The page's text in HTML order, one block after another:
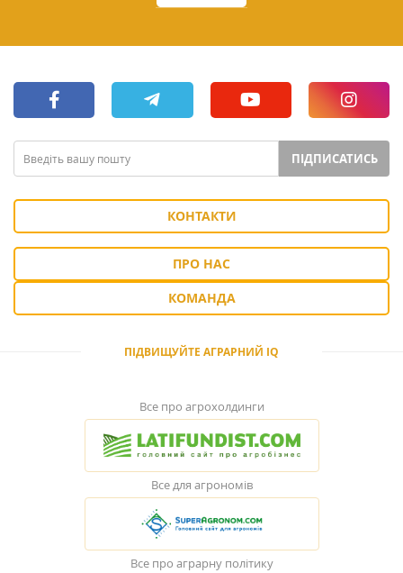
ПІДПИСАТИСЬ
КОНТАКТИ
ПРО НАС
КОМАНДА
ПІДВИЩУЙТЕ АГРАРНИЙ IQ
Все про агрохолдинги
Все для агрономів
Все про аграрну політику